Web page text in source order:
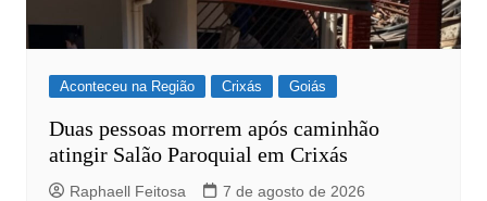
Aconteceu na Região Crixás Goiás
Duas pessoas morrem após caminhão
atingir Salão Paroquial em Crixás
Raphaell Feitosa 7 de agosto de 2026